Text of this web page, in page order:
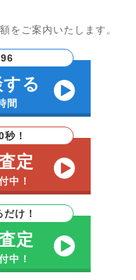
をご案内いたします。
る
間
！
定
中！
け！
定
中！